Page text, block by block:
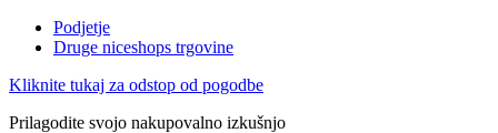
Podjetje
Druge niceshops trgovine
Kliknite tukaj za odstop od pogodbe
Prilagodite svojo nakupovalno izkušnjo